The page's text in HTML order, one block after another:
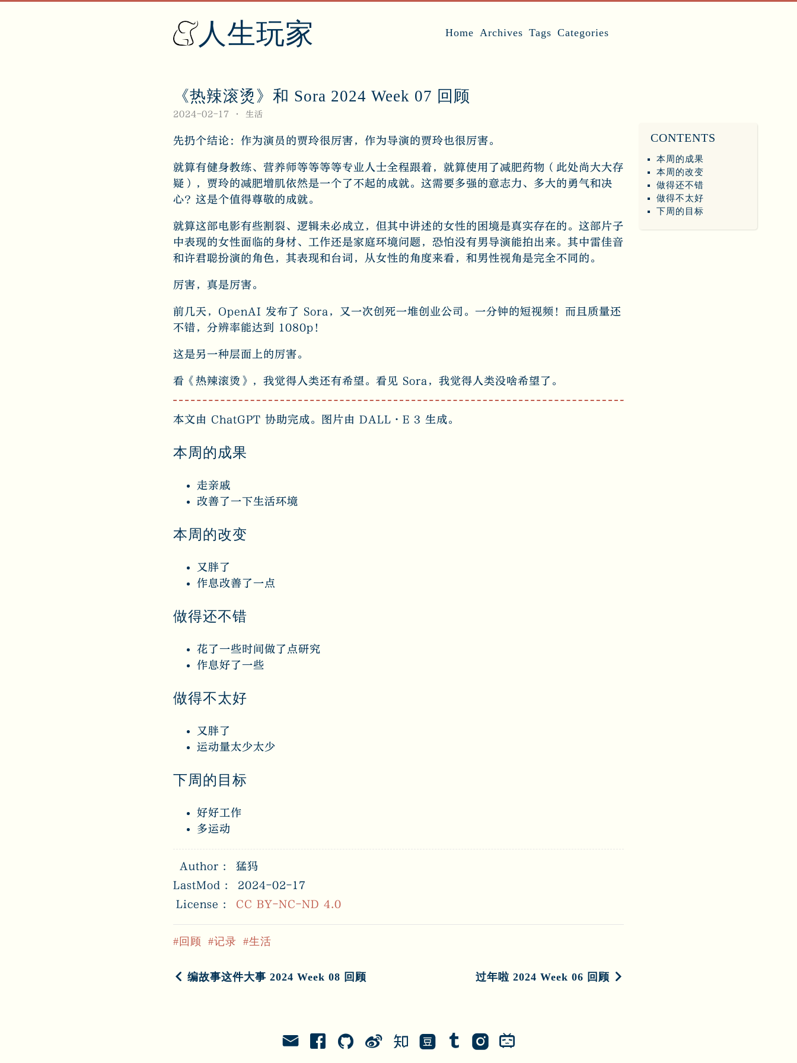
人生玩家 Home Archives Tags Categories
《热辣滚烫》和 Sora 2024 Week 07 回顾
2024-02-17 生活
CONTENTS
本周的成果
本周的改变
做得还不错
做得不太好
下周的目标
先扔个结论：作为演员的贾玲很厉害，作为导演的贾玲也很厉害。
就算有健身教练、营养师等等等等专业人士全程跟着，就算使用了减肥药物（此处尚大大存
疑），贾玲的减肥增肌依然是一个了不起的成就。这需要多强的意志力、多大的勇气和决
心？这是个值得尊敬的成就。
就算这部电影有些割裂、逻辑未必成立，但其中讲述的女性的困境是真实存在的。这部片子
中表现的女性面临的身材、工作还是家庭环境问题，恐怕没有男导演能拍出来。其中雷佳音
和许君聪扮演的角色，其表现和台词，从女性的角度来看，和男性视角是完全不同的。
厉害，真是厉害。
前几天，OpenAI 发布了 Sora，又一次创死一堆创业公司。一分钟的短视频！而且质量还
不错，分辨率能达到 1080p！
这是另一种层面上的厉害。
看《热辣滚烫》，我觉得人类还有希望。看见 Sora，我觉得人类没啥希望了。
本文由 ChatGPT 协助完成。图片由 DALL·E 3 生成。
本周的成果
走亲戚
改善了一下生活环境
本周的改变
又胖了
作息改善了一点
做得还不错
花了一些时间做了点研究
作息好了一些
做得不太好
又胖了
运动量太少太少
下周的目标
好好工作
多运动
Author
猛犸
LastMod
2024-02-17
License
CC BY-NC-ND 4.0
回顾 记录 生活
编故事这件大事 2024 Week 08 回顾 过年啦 2024 Week 06 回顾